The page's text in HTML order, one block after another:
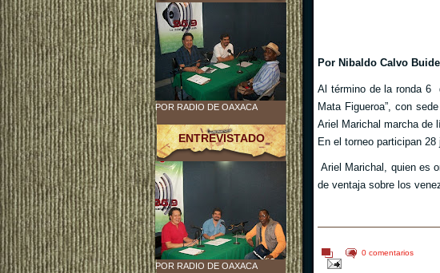
Por Nibaldo Calvo
Al término de la ronda 6
Mata Figueroa”, con
Ariel Marichal marcha de
En el torneo participan
Ariel Marichal, quien es
de ventaja sobre los
0 comentarios
POR RADIO DE OAXACA
ENTREVISTADO
POR RADIO DE OAXACA